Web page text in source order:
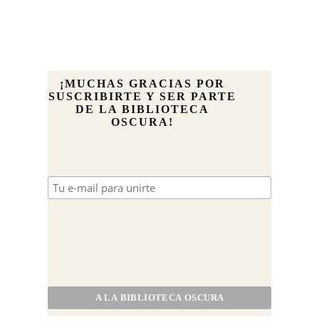
¡MUCHAS GRACIAS POR
SUSCRIBIRTE Y SER PARTE
DE LA BIBLIOTECA
OSCURA!